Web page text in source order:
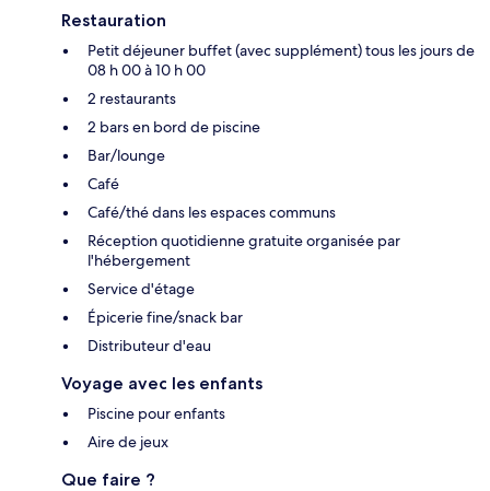
Restauration
Petit déjeuner buffet (avec supplément) tous les jours de
08 h 00 à 10 h 00
2 restaurants
2 bars en bord de piscine
Bar/lounge
Café
Café/thé dans les espaces communs
Réception quotidienne gratuite organisée par
l'hébergement
Service d'étage
Épicerie fine/snack bar
Distributeur d'eau
Voyage avec les enfants
Piscine pour enfants
Aire de jeux
Que faire ?